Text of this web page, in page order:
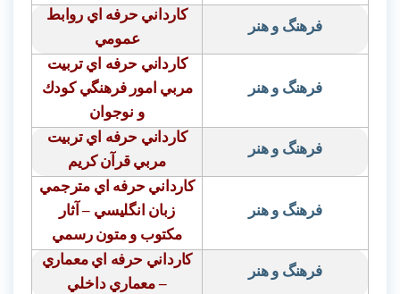
فرهنگ و هنر
كارداني حرفه اي روابط
عمومي
فرهنگ و هنر
كارداني حرفه اي تربيت
مربي امور فرهنگي كودك
و نوجوان
فرهنگ و هنر
كارداني حرفه اي تربيت
مربي قرآن كريم
فرهنگ و هنر
كارداني حرفه اي مترجمي
زبان انگليسي – آثار
مكتوب و متون رسمي
فرهنگ و هنر
كارداني حرفه اي معماري
– معماري داخلي